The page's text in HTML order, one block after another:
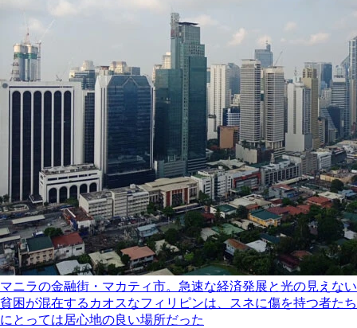
マニラの金融街・マカティ市。急速な経済発展と光の見えない
貧困が混在するカオスなフィリピンは、スネに傷を持つ者たち
にとっては居心地の良い場所だった